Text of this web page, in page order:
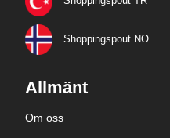
Shoppingspout NO
Allmänt
Om oss